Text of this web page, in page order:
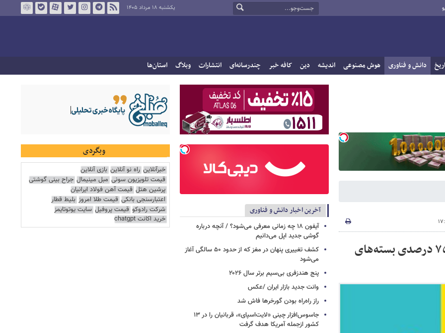
یکشنبه ۱۸ مرداد ۱۴۰۵
دانش و فناوری هوش مصنوعی اندیشه دین کافه خبر چندرسانه‌ای انتشارات وبلاگ استان‌ها
شما نظر دهید / با اعلام اپراتورها برای گرانی ۷۵ درصدی بسته‌های
آخرین اخبار دانش و فناوری
آیفون ۱۸ چه زمانی معرفی می‌شود؟ / آنچه درباره
گوشی جدید اپل می‌دانیم
کشف تغییری پنهان در مغز که از حدود ۵۰ سالگی آغاز
می‌شود
پنج هندزفری بی‌سیم برتر سال ۲۰۲۶
وانت جدید بازار ایران /عکس
راز راه‌راه بودن گورخرها فاش شد
جاسوس‌افزار چینی «لایت‌اسپای»، قربانیان را در ۱۳
کشور ازجمله آمریکا هدف گرفت
وبگردی
خبرآنلاین راه نو آنلاین بازی آنلاین
قیمت تلویزیون سونی مبل مینیمال جراح بینی گوشتی
پرشین هتل قیمت آهن فولاد ایرانیان
اعتبارسنجی بانکی قیمت طلا امروز بلیط قطار
شرکت رادوکو قیمت پروفیل سایت یوتوتایمز
خرید اکانت chatgpt